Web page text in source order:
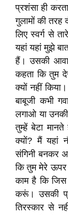
प्रशंसा ही
गुलामों की तरह
लिए स्वर्ग से
यहां यहां मुझे
हैं। उसकी
कहता कि तुम
क्यों नहीं
बाबूजी कभी
लगाओ या
तुम्हें बेटा
क्यों? मैं यहां
संगिनी बनकर
कि तुम मेरे
काम है कि जिस
करूं। उसकी
तिरस्कार से